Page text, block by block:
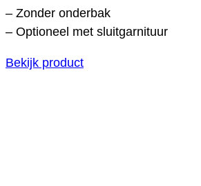
– Zonder onderbak
– Optioneel met sluitgarnituur
Bekijk product